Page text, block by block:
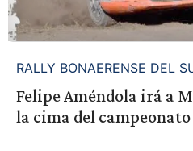
RALLY BONAERENSE DEL
Felipe Améndola irá a
la cima del campeonato